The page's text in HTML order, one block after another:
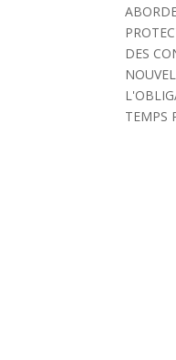
DES
TEMPS